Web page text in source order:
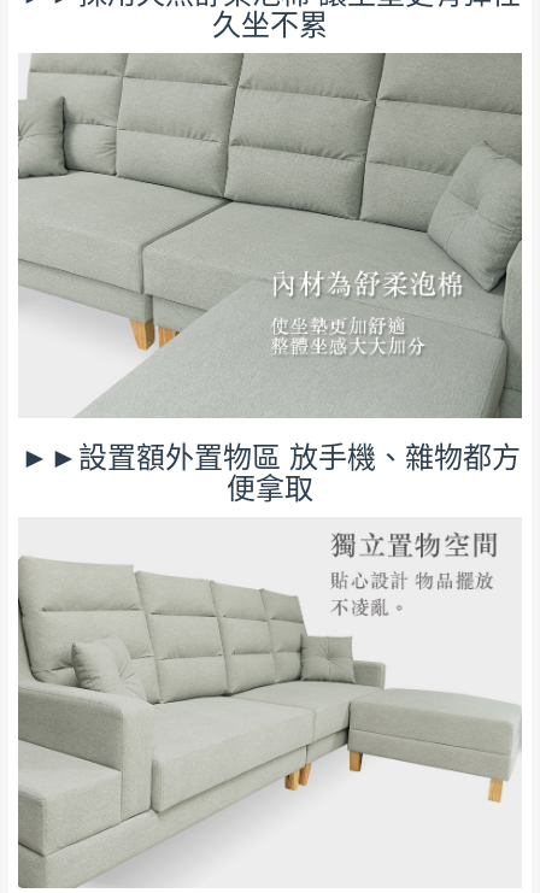
久坐不累
►►設置額外置物區 放手機、雜物都方
便拿取
台北市、新北市地區固定每周(三)、(日)兩天收送貨
暫無配送地區
彰化、南投、雲林、嘉義、台南、高
雄、屏東、宜蘭、 花蓮、台東、金門、馬祖、澎湖地區
（可於LINE線上詢問 →
@dershin）
加收說明
本司貨車運送如因路況不佳、天候惡劣、過於偏遠之
山區內等，或收貨地點搬運過於困難等因素，導致無
法順利配送，本公司除了盡最大努力完成配送外，視
狀況保有出貨的權利。
保護物流人員的工作安全，賣家無提供吊掛服務，若
需以吊車或其他的吊掛方式吊運，費用將由買方自行
支付。
因大型傢俱有組裝、配送的問題，並非一般快速到貨
商品，無法指定特定時間送達，司機當天到貨前皆會
再與您通知，讓您不用整天在家等貨，以免浪費你的
寶貴時間。
公司客服人員，我們將為您更換新品，運費
皆由本站負責，所有退回及換貨之商品必須
是全新狀態且完整包裝，床墊、床包、枕頭
類產品需為未拆封狀態(請保持商品、附件、
包裝、廠商紙及所有附隨文件或資料之完整
性)，若未依照上述方式處理，恕無法接受退
由於透過電腦螢幕選購商品，可能會因個人
電腦螢幕的設定色差或解析度等因素， 與實
際商品的顏色、質感稍有不同，如因此而需
退換貨，需自付來回運費及人資成本，請您
訂購前詳加確認。(包含商品尺寸是否合適)。
訂購前請確認商品尺寸，大型物件因為人工
詳細尺寸以實品為主。
非因本公司問題而需退換貨，請於收到貨7日
內通知客服人員(Line@ ID：@dershin)，並
須保持商品全新狀態與完整包裝。鑑賞期間
若發生非本司因素致使之汙損破壞，恕無法
辦理退換貨。
台北市、新北市地區固定每周(三)、(日)兩天
收送貨，敬請見諒！
本公司部份商品無維修服務，超過7日鑑賞
期，商品使用年限，因客人使用習慣、居家
環境不同。若屬人為因素導致商品損壞、零
件短缺，則維修、搬運費用，需由消費者自
行吸收(另事先與消費者報價，消費者同意將